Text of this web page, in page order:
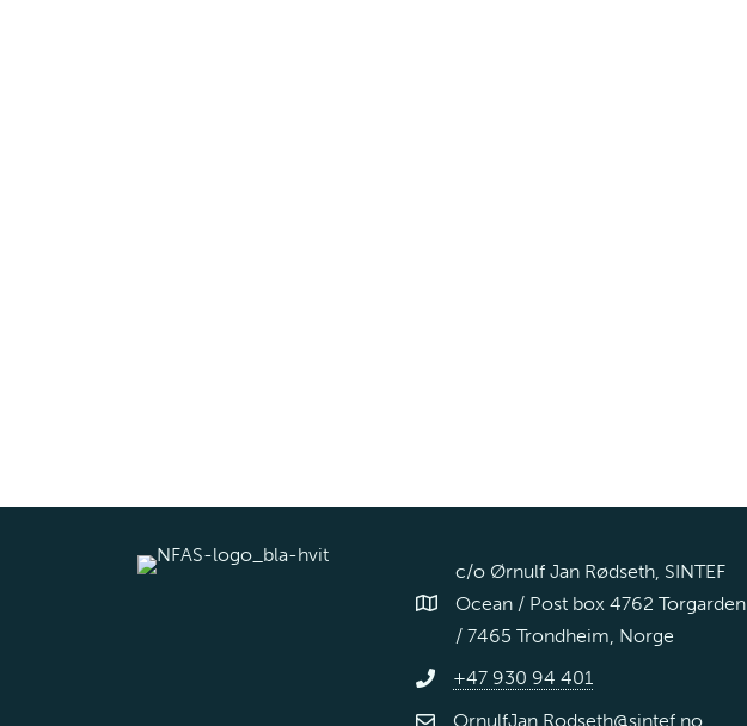
c/o Ørnulf Jan Rødseth, SINTEF
Ocean / Post box 4762 Torgarden
/ 7465 Trondheim, Norge
+47 930 94 401
OrnulfJan.Rodseth@sintef.no